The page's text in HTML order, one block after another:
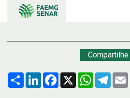
Compartilhe
Compartilhar
LinkedInFacebook
X WhatsApp